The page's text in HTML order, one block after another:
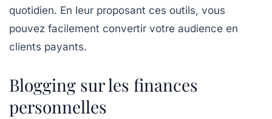
quotidien. En leur proposant ces outils, vous
pouvez facilement convertir votre audience en
clients payants.
Blogging sur les finances
personnelles